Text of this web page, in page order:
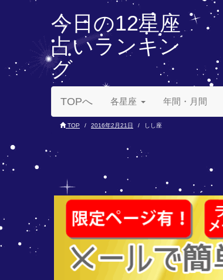
今日の12星座
占いランキン
グ
TOPへ 各星座 年間・月間
TOP 2016年2月21日 しし座